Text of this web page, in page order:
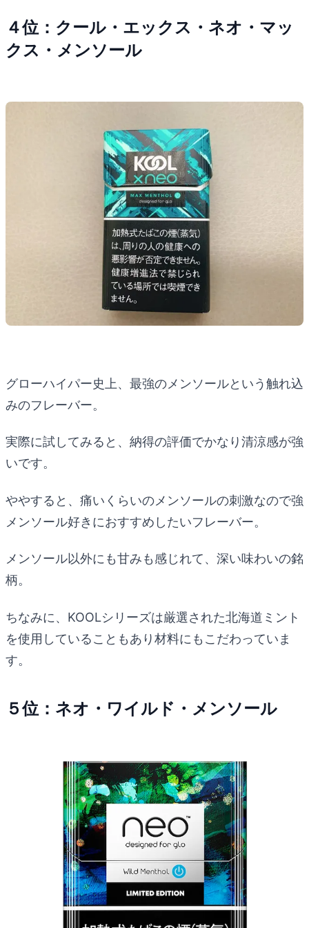
４位：クール・エックス・ネオ・マッ
クス・メンソール
グローハイパー史上、最強のメンソールという触れ込
みのフレーバー。
実際に試してみると、納得の評価でかなり清涼感が強
いです。
ややすると、痛いくらいのメンソールの刺激なので強
メンソール好きにおすすめしたいフレーバー。
メンソール以外にも甘みも感じれて、深い味わいの銘
柄。
ちなみに、KOOLシリーズは厳選された北海道ミント
を使用していることもあり材料にもこだわっていま
す。
５位：ネオ・ワイルド・メンソール